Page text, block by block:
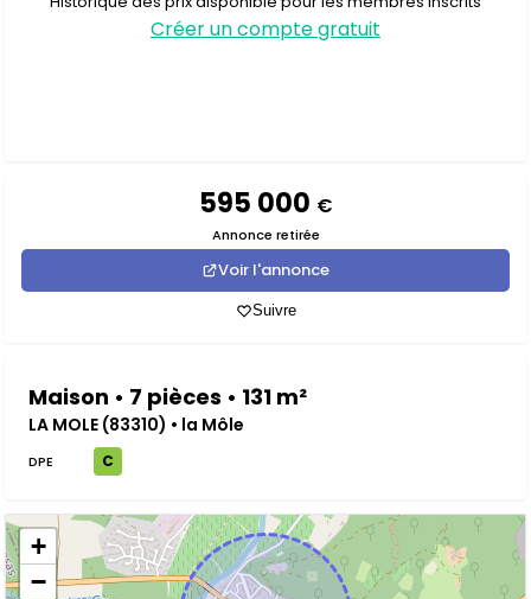
Créer un compte gratuit
595 000 €
Annonce retirée
Voir l'annonce
Suivre
Maison • 7 pièces • 131 m²
LA MOLE (83310) • la Môle
DPE C
+
−